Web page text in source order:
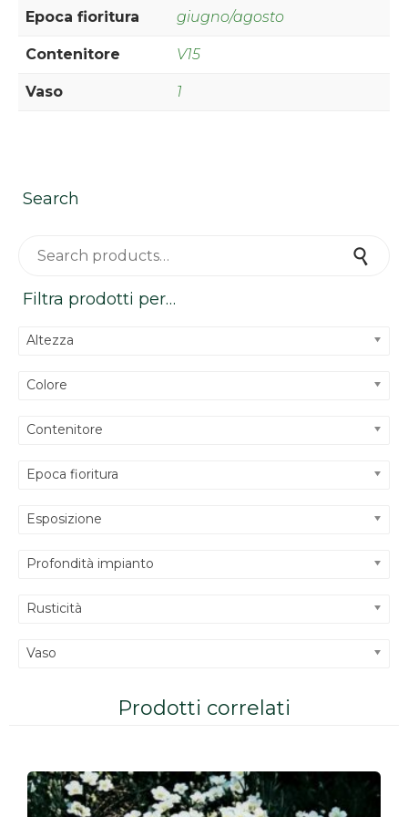
Epoca fioritura giugno/agosto
Contenitore V15
Vaso 1
Search
Filtra prodotti per…
Altezza
Colore
Contenitore
Epoca fioritura
Esposizione
Profondità impianto
Rusticità
Vaso
Prodotti correlati